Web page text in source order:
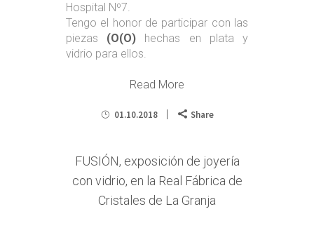
Hospital Nº7.
Tengo el honor de participar con las
piezas (O(O) hechas en plata y
vidrio para ellos.
Read More
01.10.2018 Share
FUSIÓN, exposición de joyería
con vidrio, en la Real Fábrica de
Cristales de La Granja